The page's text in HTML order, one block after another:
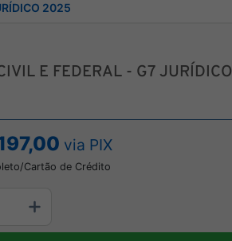
2025
E FEDERAL - G7 JURÍDICO
via PIX
Cartão de Crédito